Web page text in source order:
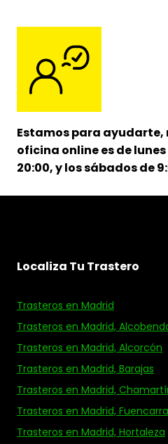
Estamos para ayudarte,
oficina online es de
20:00, y los sábados de
Localiza Tu Trastero
Trasteros en Madrid
Trasteros en Madrid,
Trasteros en Madrid, Alcorcón
Trasteros en Madrid, Barajas
Trasteros en Madrid,
Trasteros en Madrid,
Trasteros en Madrid, Hortaleza